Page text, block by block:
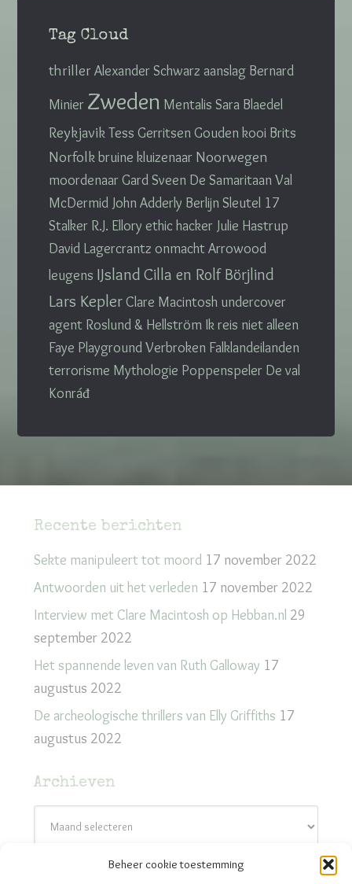
Beheer cookie toestemming
Tag Cloud
thriller Alexander Schwarz aanslag Bernard
Minier Zweden Mentalis Sara Blaedel
ReykjavikTess GerritsenGouden kooi Brits
Norfolkbruine kluizenaar Noorwegen
moordenaarGard Sveen De SamaritaanVal
McDermid John Adderly BerlijnSleutel 17
Stalker R.J. Ellory ethic hacker Julie Hastrup
David Lagercrantz onmachtArrowood
leugens IJsland Cilla en Rolf Börjlind
Lars KeplerClare Macintosh undercover
agent Roslund & Hellström Ik reis niet alleen
Faye PlaygroundVerbroken Falklandeilanden
terrorisme Mythologie Poppenspeler De val
Konráđ
Recente berichten
Sekte manipuleert tot moord 17 november 2022
Antwoorden uit het verleden 17 november 2022
Interview met Clare Macintosh op Hebban.nl 29
september 2022
Het spannende leven van Ruth Galloway 17
augustus 2022
De archeologische thrillers van Elly Griffiths 17
augustus 2022
Archieven